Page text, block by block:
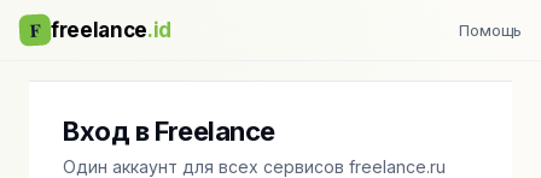
F freelance.id Помощь
Вход в Freelance
Один аккаунт для всех сервисов freelance.ru